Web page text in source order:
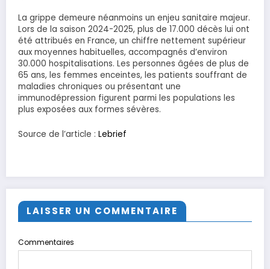
La grippe demeure néanmoins un enjeu sanitaire majeur.
Lors de la saison 2024-2025, plus de 17.000 décès lui ont
été attribués en France, un chiffre nettement supérieur
aux moyennes habituelles, accompagnés d’environ
30.000 hospitalisations. Les personnes âgées de plus de
65 ans, les femmes enceintes, les patients souffrant de
maladies chroniques ou présentant une
immunodépression figurent parmi les populations les
plus exposées aux formes sévères.
Source de l’article : Lebrief
LAISSER UN COMMENTAIRE
Commentaires